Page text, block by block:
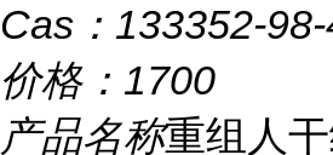
Cas： 133352-
价格： 1700
产品名称重组人